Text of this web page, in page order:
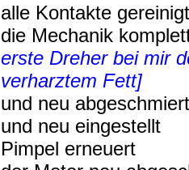
alle Kontakte gereinigt
die Mechanik
erste Dreher bei mir
verharztem Fett]
und neu abgeschmiert
und neu eingestellt
Pimpel erneuert